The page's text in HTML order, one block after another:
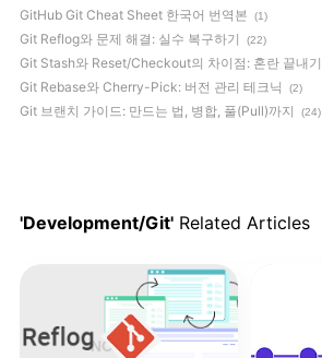
GitHub Git Cheat Sheet 한국어 번역본 (1)
Git Reflog와 문제 해결: 실수 복구하기 (22)
Git Stash와 Reset/Checkout의 차이점: 혼란 끝내기
Git Rebase와 Cherry-Pick: 버전 관리 테크닉 (2)
Git 브랜치 가이드: 만드는 법, 병합, 풀(Pull)까지 (24)
'Development/Git' Related Articles